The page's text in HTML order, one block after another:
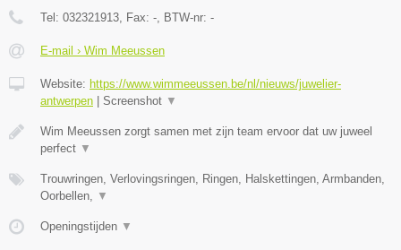
Tel: 032321913, Fax: -, BTW-nr: -
E-mail › Wim Meeussen
Website: https://www.wimmeeussen.be/nl/nieuws/juwelier-
antwerpen
Screenshot ▼
Wim Meeussen zorgt samen met zijn team ervoor dat uw juweel
perfect ▼
Trouwringen, Verlovingsringen, Ringen, Halskettingen, Armbanden,
Oorbellen, ▼
Openingstijden ▼